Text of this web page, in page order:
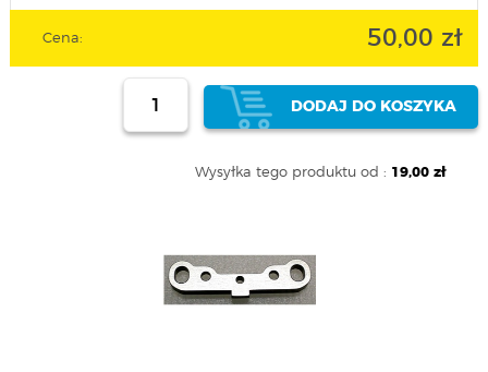
Cena: 50,00 zł
DODAJ DO KOSZYKA
Wysyłka tego produktu od : 19,00 zł